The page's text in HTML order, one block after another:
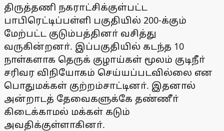
திருத்தணி நகராட்சிக்குள்பட்ட
பாபிரெட்டிப்பள்ளி பகுதியில் 200-க்கும்
மேற்பட்ட குடும்பத்தினா் வசித்து
வருகின்றனா். இப்பகுதியில் கடந்த 10
நாள்களாக தெருக் குழாய்கள் மூலம் குடிநீா்
சரிவர விநியோகம் செய்யப்படவில்லை என
பொதுமக்கள் குற்றம்சாட்டினா். இதனால்
அன்றாடத் தேவைகளுக்கே தண்ணீா்
கிடைக்காமல் மக்கள் கடும்
அவதிக்குள்ளாகினா்.